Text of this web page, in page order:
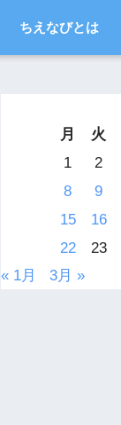
ちえなびとは
月
火
1
2
8
9
15
16
22
23
« 1月
3月 »